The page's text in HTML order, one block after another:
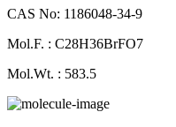
CAS No: 1186048-34-9
Mol.F. : C28H36BrFO7
Mol.Wt. : 583.5